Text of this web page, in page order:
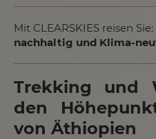
Mit CLEARSKIES reisen Sie:
nachhaltig und Klima-
Trekking und
den
von Äthiopien